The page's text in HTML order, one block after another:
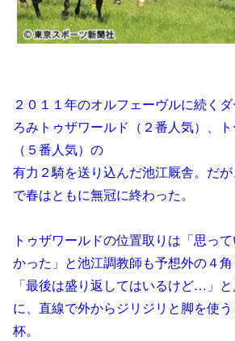
２０１１年のオルフェーヴルに続く
ろみトゥザワールド（２番人気）、
（５番人気）の
有力２騎を送り込んだ池江厩舎。だ
で春はともに無冠に終わった。
トゥザワールドの位置取りは「思っ
かった」と池江調教師も予想外の４角
「最後は盛り返してはいるけど…」
に、直線で外からジリジリと脚を使
杯。